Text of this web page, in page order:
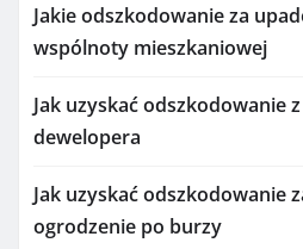
Jakie odszkodowanie za
wspólnoty mieszkaniowej
Jak uzyskać odszkodowanie
dewelopera
Jak uzyskać odszkodowanie
ogrodzenie po burzy